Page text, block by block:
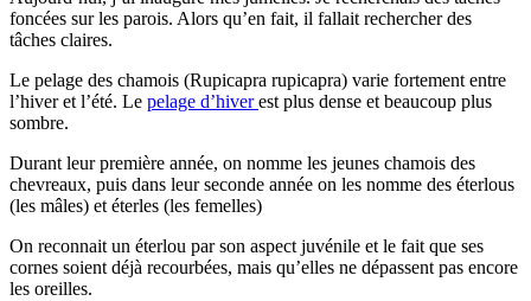
foncées sur les parois. Alors qu’en fait, il fallait rechercher des
tâches claires.
Le pelage des chamois (Rupicapra rupicapra) varie fortement entre
l’hiver et l’été. Le pelage d’hiverest plus dense et beaucoup plus
sombre.
Durant leur première année, on nomme les jeunes chamois des
chevreaux, puis dans leur seconde année on les nomme des éterlous
(les mâles) et éterles (les femelles)
On reconnait un éterlou par son aspect juvénile et le fait que ses
cornes soient déjà recourbées, mais qu’elles ne dépassent pas encore
les oreilles.